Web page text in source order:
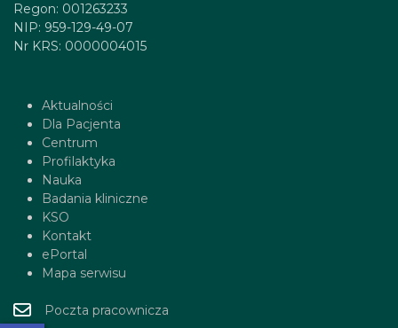
Regon: 001263233
NIP: 959-129-49-07
Nr KRS: 0000004015
Aktualności
Dla Pacjenta
Centrum
Profilaktyka
Nauka
Badania kliniczne
KSO
Kontakt
ePortal
Mapa serwisu
Poczta pracownicza